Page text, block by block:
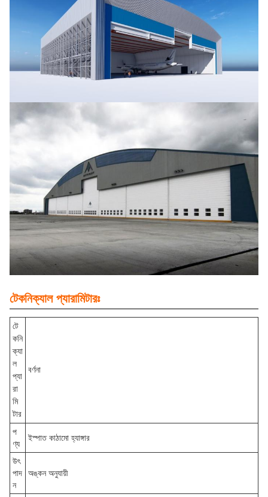
টেকনিক্যাল প্যারামিটারঃ
টে
কনি
ক্যা
ল
প্যা
রা
মি
টার
বর্ণনা
প
ণ্য
ইস্পাত কাঠামো হ্যাঙ্গার
উৎ
পাদ
ন
অঙ্কন অনুযায়ী